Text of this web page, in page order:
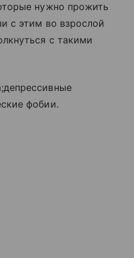
нужно прожить
с этим во взрослой
с такими
фобии.